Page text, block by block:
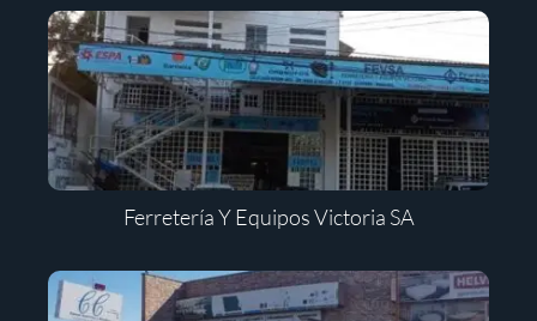
Ferretería Y Equipos Victoria SA